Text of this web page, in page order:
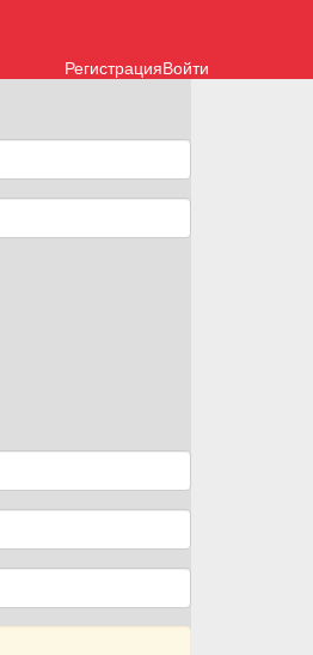
Войти
Регистрация